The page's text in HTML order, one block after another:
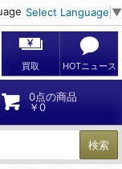
Select Language ▼
買取 HOTニュース
0点の商品
￥0
検索